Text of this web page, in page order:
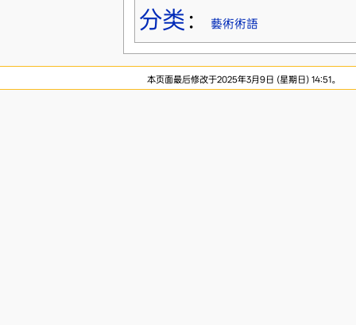
分类 ： 藝術術語
本页面最后修改于2025年3月9日 (星期日) 14:51。